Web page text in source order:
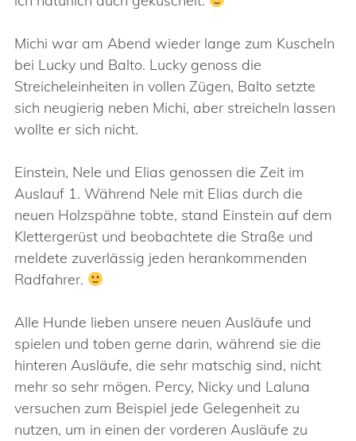
Michi war am Abend wieder lange zum Kuscheln
bei Lucky und Balto. Lucky genoss die
Streicheleinheiten in vollen Zügen, Balto setzte
sich neugierig neben Michi, aber streicheln lassen
wollte er sich nicht.
Einstein, Nele und Elias genossen die Zeit im
Auslauf 1. Während Nele mit Elias durch die
neuen Holzspähne tobte, stand Einstein auf dem
Klettergerüst und beobachtete die Straße und
meldete zuverlässig jeden herankommenden
Radfahrer.
Alle Hunde lieben unsere neuen Ausläufe und
spielen und toben gerne darin, während sie die
hinteren Ausläufe, die sehr matschig sind, nicht
mehr so sehr mögen. Percy, Nicky und Laluna
versuchen zum Beispiel jede Gelegenheit zu
nutzen, um in einen der vorderen Ausläufe zu